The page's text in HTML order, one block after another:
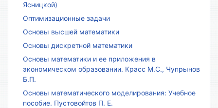
Ясницкой)
Оптимизационные задачи
Основы высшей математики
Основы дискретной математики
Основы математики и ее приложения в
экономическом образовании. Красс М.С., Чупрынов
Б.П.
Основы математического моделирования: Учебное
пособие. Пустовойтов П. Е.